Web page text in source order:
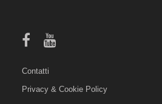
Contatti
Privacy & Cookie Policy